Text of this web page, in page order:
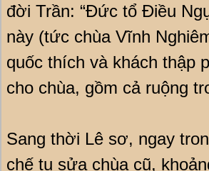
đời Trần: “Ðức tổ Điều
này (tức chùa Vĩnh
quốc thích và khách thập
cho chùa, gồm cả ruộng
Sang thời Lê sơ, ngay
chế tu sửa chùa cũ,